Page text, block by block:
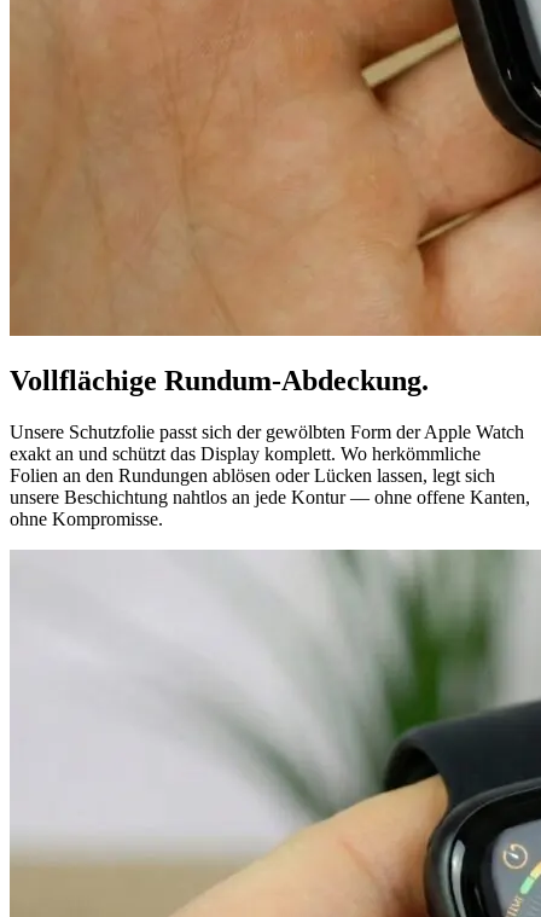
Vollflächige Rundum-Abdeckung.
Unsere Schutzfolie passt sich der gewölbten Form der Apple Watch
exakt an und schützt das Display komplett. Wo herkömmliche
Folien an den Rundungen ablösen oder Lücken lassen, legt sich
unsere Beschichtung nahtlos an jede Kontur — ohne offene Kanten,
ohne Kompromisse.